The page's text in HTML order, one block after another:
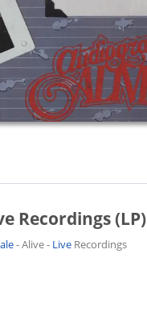
Recordings (LP)
- Alive - Live Recordings